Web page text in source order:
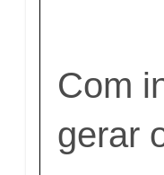
Com
gerar